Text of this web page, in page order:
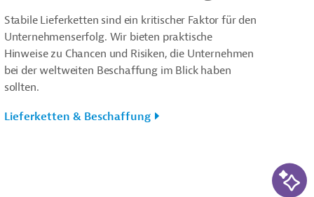
Stabile Lieferketten sind ein kritischer Faktor für den
Unternehmenserfolg. Wir bieten praktische
Hinweise zu Chancen und Risiken, die Unternehmen
bei der weltweiten Beschaffung im Blick haben
sollten.
Lieferketten & Beschaffung
KI-